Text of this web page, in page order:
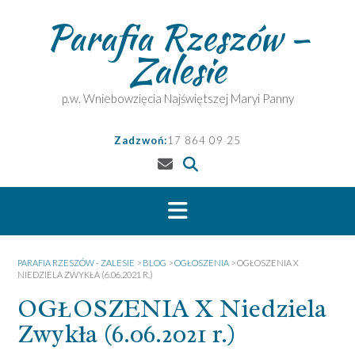
Parafia Rzeszów –
Zalesie
p.w. Wniebowzięcia Najświętszej Maryi Panny
Zadzwoń:17 864 09 25
PARAFIA RZESZÓW - ZALESIE > BLOG >OGŁOSZENIA >OGŁOSZENIA X
NIEDZIELA ZWYKŁA (6.06.2021 R.)
OGŁOSZENIA X Niedziela
Zwykła (6.06.2021 r.)